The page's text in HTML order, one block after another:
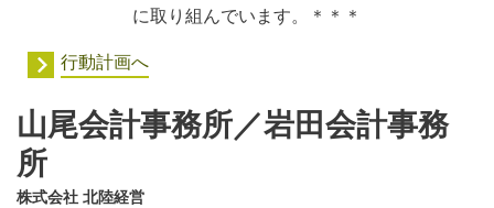
に取り組んでいます。＊＊＊
行動計画へ
山尾会計事務所／岩田会計事務
所
株式会社 北陸経営